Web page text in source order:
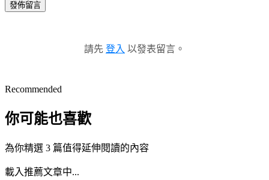
發佈留言
請先 登入 以發表留言。
Recommended
你可能也喜歡
為你精選 3 篇值得延伸閱讀的內容
載入推薦文章中...